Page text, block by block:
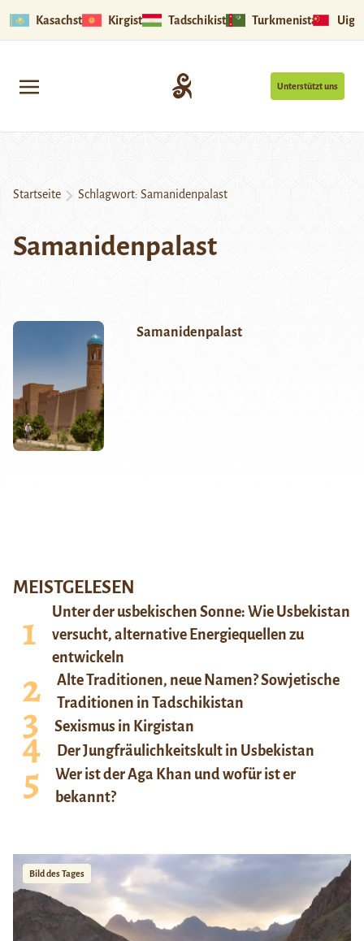
Kasachstan Kirgistan Tadschikistan Turkmenistan
Unterstützt uns
Startseite Schlagwort: Samanidenpalast
Samanidenpalast
Samanidenpalast
MEISTGELESEN
Unter der usbekischen Sonne: Wie Usbekistan
versucht, alternative Energiequellen zu
entwickeln
Alte Traditionen, neue Namen? Sowjetische
Traditionen in Tadschikistan
Sexismus in Kirgistan
Der Jungfräulichkeitskult in Usbekistan
Wer ist der Aga Khan und wofür ist er
bekannt?
Bild des Tages